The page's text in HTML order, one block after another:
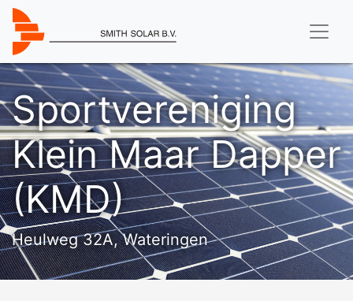
Sportvereniging
Klein Maar Dapper
(KMD)
Heulweg 32A, Wateringen